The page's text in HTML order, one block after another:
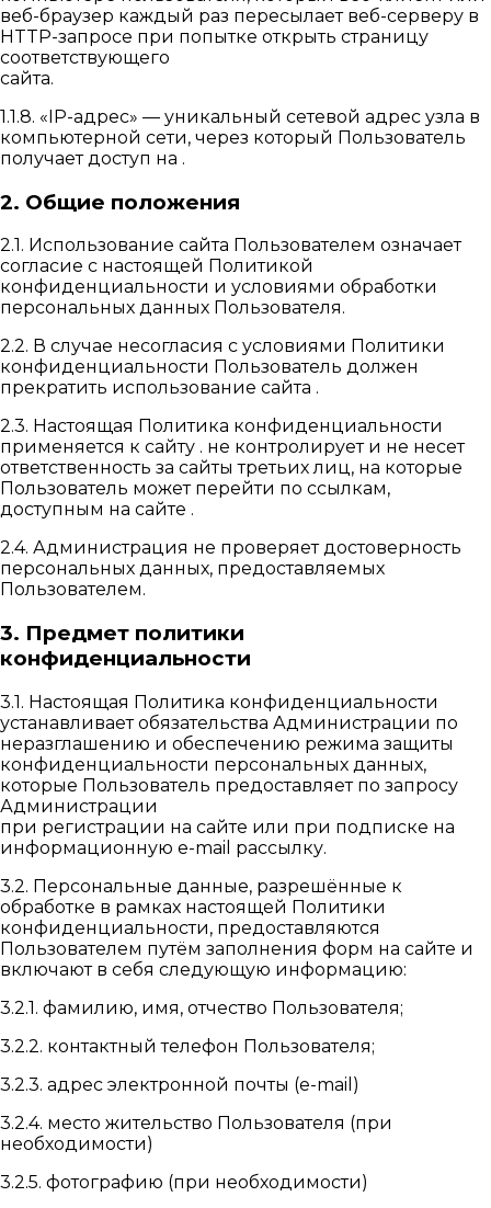
веб-браузер каждый раз пересылает веб-серверу в
HTTP-запросе при попытке открыть страницу
соответствующего
сайта.
1.1.8. «IP-адрес» — уникальный сетевой адрес узла в
компьютерной сети, через который Пользователь
получает доступ на .
2. Общие положения
2.1. Использование сайта Пользователем означает
согласие с настоящей Политикой
конфиденциальности и условиями обработки
персональных данных Пользователя.
2.2. В случае несогласия с условиями Политики
конфиденциальности Пользователь должен
прекратить использование сайта .
2.3. Настоящая Политика конфиденциальности
применяется к сайту . не контролирует и не несет
ответственность за сайты третьих лиц, на которые
Пользователь может перейти по ссылкам,
доступным на сайте .
2.4. Администрация не проверяет достоверность
персональных данных, предоставляемых
Пользователем.
3. Предмет политики
конфиденциальности
3.1. Настоящая Политика конфиденциальности
устанавливает обязательства Администрации по
неразглашению и обеспечению режима защиты
конфиденциальности персональных данных,
которые Пользователь предоставляет по запросу
Администрации
при регистрации на сайте или при подписке на
информационную e-mail рассылку.
3.2. Персональные данные, разрешённые к
обработке в рамках настоящей Политики
конфиденциальности, предоставляются
Пользователем путём заполнения форм на сайте и
включают в себя следующую информацию:
3.2.1. фамилию, имя, отчество Пользователя;
3.2.2. контактный телефон Пользователя;
3.2.3. адрес электронной почты (e-mail)
3.2.4. место жительство Пользователя (при
необходимости)
3.2.5. фотографию (при необходимости)